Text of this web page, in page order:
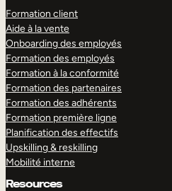
Formation client
Aide à la vente
Onboarding des employés
Formation des employés
Formation à la conformité
Formation des partenaires
Formation des adhérents
Formation première ligne
Planification des effectifs
Upskilling & reskilling
Mobilité interne
Resources